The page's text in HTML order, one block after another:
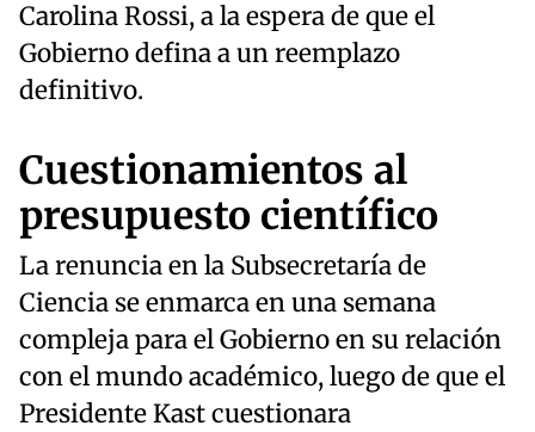
Carolina Rossi, a la espera de que el
Gobierno defina a un reemplazo
definitivo.
Cuestionamientos al
presupuesto científico
La renuncia en la Subsecretaría de
Ciencia se enmarca en una semana
compleja para el Gobierno en su relación
con el mundo académico, luego de que el
Presidente Kast cuestionara